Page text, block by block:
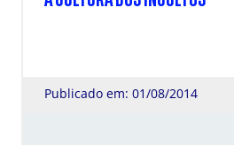
Publicado em: 01/08/2014